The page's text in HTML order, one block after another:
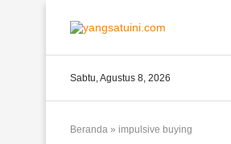
Sabtu, Agustus 8, 2026
Beranda » impulsive buying